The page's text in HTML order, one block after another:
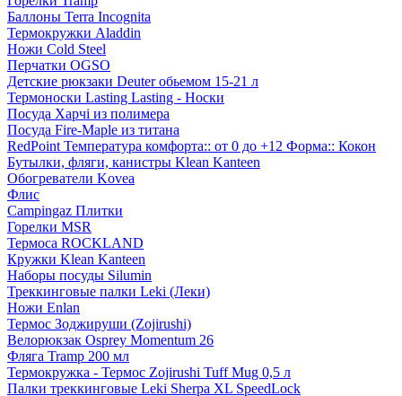
Баллоны Terra Incognita
Термокружки Aladdin
Ножи Cold Steel
Перчатки OGSO
Детские рюкзаки Deuter обьемом 15-21 л
Термоноски Lasting Lasting - Носки
Посуда Харчі из полимера
Посуда Fire-Maple из титана
RedPoint Температура комфорта:: от 0 до +12 Форма:: Кокон
Бутылки, фляги, канистры Klean Kanteen
Обогреватели Kovea
Флис
Campingaz Плитки
Горелки MSR
Термоса ROCKLAND
Кружки Klean Kanteen
Наборы посуды Silumin
Треккинговые палки Leki (Леки)
Ножи Enlan
Термос Зоджируши (Zojirushi)
Велорюкзак Osprey Momentum 26
Фляга Tramp 200 мл
Термокружка - Термос Zojirushi Tuff Mug 0,5 л
Палки треккинговые Leki Sherpa XL SpeedLock